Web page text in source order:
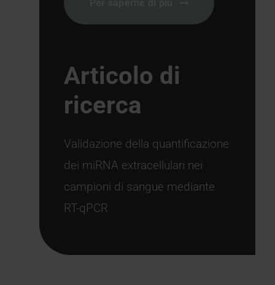
Articolo di
ricerca
Validazione della quantificazione
dei miRNA extracellulari nei
campioni di sangue mediante
RT-qPCR